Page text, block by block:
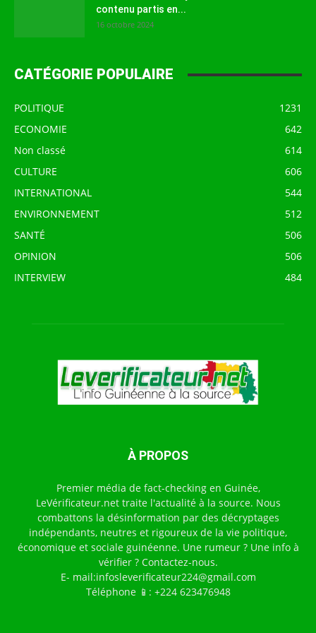
contenu partis en...
16 octobre 2024
CATÉGORIE POPULAIRE
POLITIQUE
1231
ECONOMIE
642
Non classé
614
CULTURE
606
INTERNATIONAL
544
ENVIRONNEMENT
512
SANTÉ
506
OPINION
506
INTERVIEW
484
À PROPOS
Premier média de fact-checking en Guinée,
LeVérificateur.net traite l'actualité à la source. Nous
combattons la désinformation par des décryptages
indépendants, neutres et rigoureux de la vie politique,
économique et sociale guinéenne. Une rumeur ? Une info à
vérifier ? Contactez-nous.
E- mail:infosleverificateur224@gmail.com
Téléphone 📱: +224 623476948